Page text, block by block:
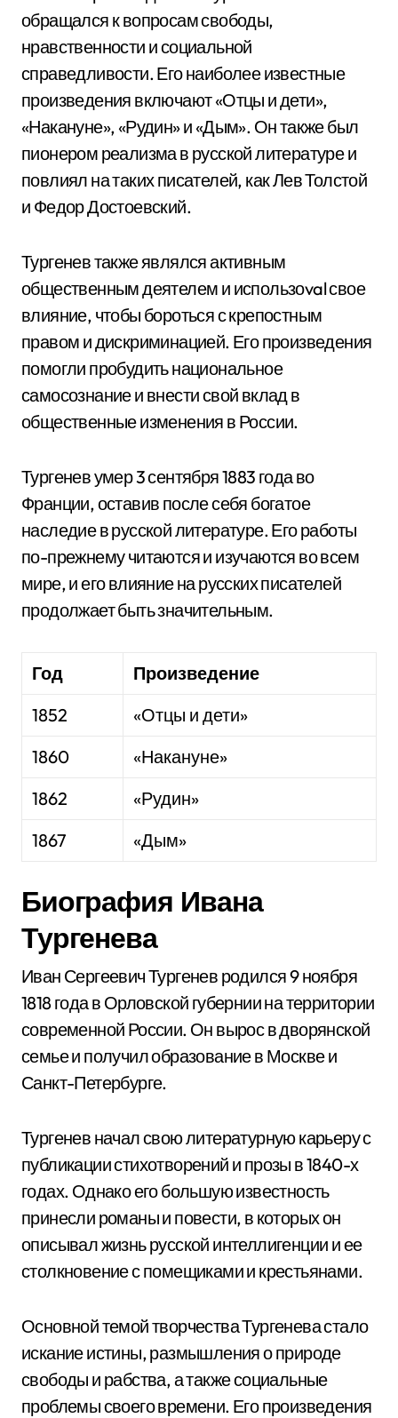
обращался к вопросам свободы,
нравственности и социальной
справедливости. Его наиболее известные
произведения включают «Отцы и дети»,
«Накануне», «Рудин» и «Дым». Он также был
пионером реализма в русской литературе и
повлиял на таких писателей, как Лев Толстой
и Федор Достоевский.
Тургенев также являлся активным
общественным деятелем и использоval свое
влияние, чтобы бороться с крепостным
правом и дискриминацией. Его произведения
помогли пробудить национальное
самосознание и внести свой вклад в
общественные изменения в России.
Тургенев умер 3 сентября 1883 года во
Франции, оставив после себя богатое
наследие в русской литературе. Его работы
по-прежнему читаются и изучаются во всем
мире, и его влияние на русских писателей
продолжает быть значительным.
Год
Произведение
1852
«Отцы и дети»
1860
«Накануне»
1862
«Рудин»
1867
«Дым»
Биография Ивана
Тургенева
Иван Сергеевич Тургенев родился 9 ноября
1818 года в Орловской губернии на территории
современной России. Он вырос в дворянской
семье и получил образование в Москве и
Санкт-Петербурге.
Тургенев начал свою литературную карьеру с
публикации стихотворений и прозы в 1840-х
годах. Однако его большую известность
принесли романы и повести, в которых он
описывал жизнь русской интеллигенции и ее
столкновение с помещиками и крестьянами.
Основной темой творчества Тургенева стало
искание истины, размышления о природе
свободы и рабства, а также социальные
проблемы своего времени. Его произведения